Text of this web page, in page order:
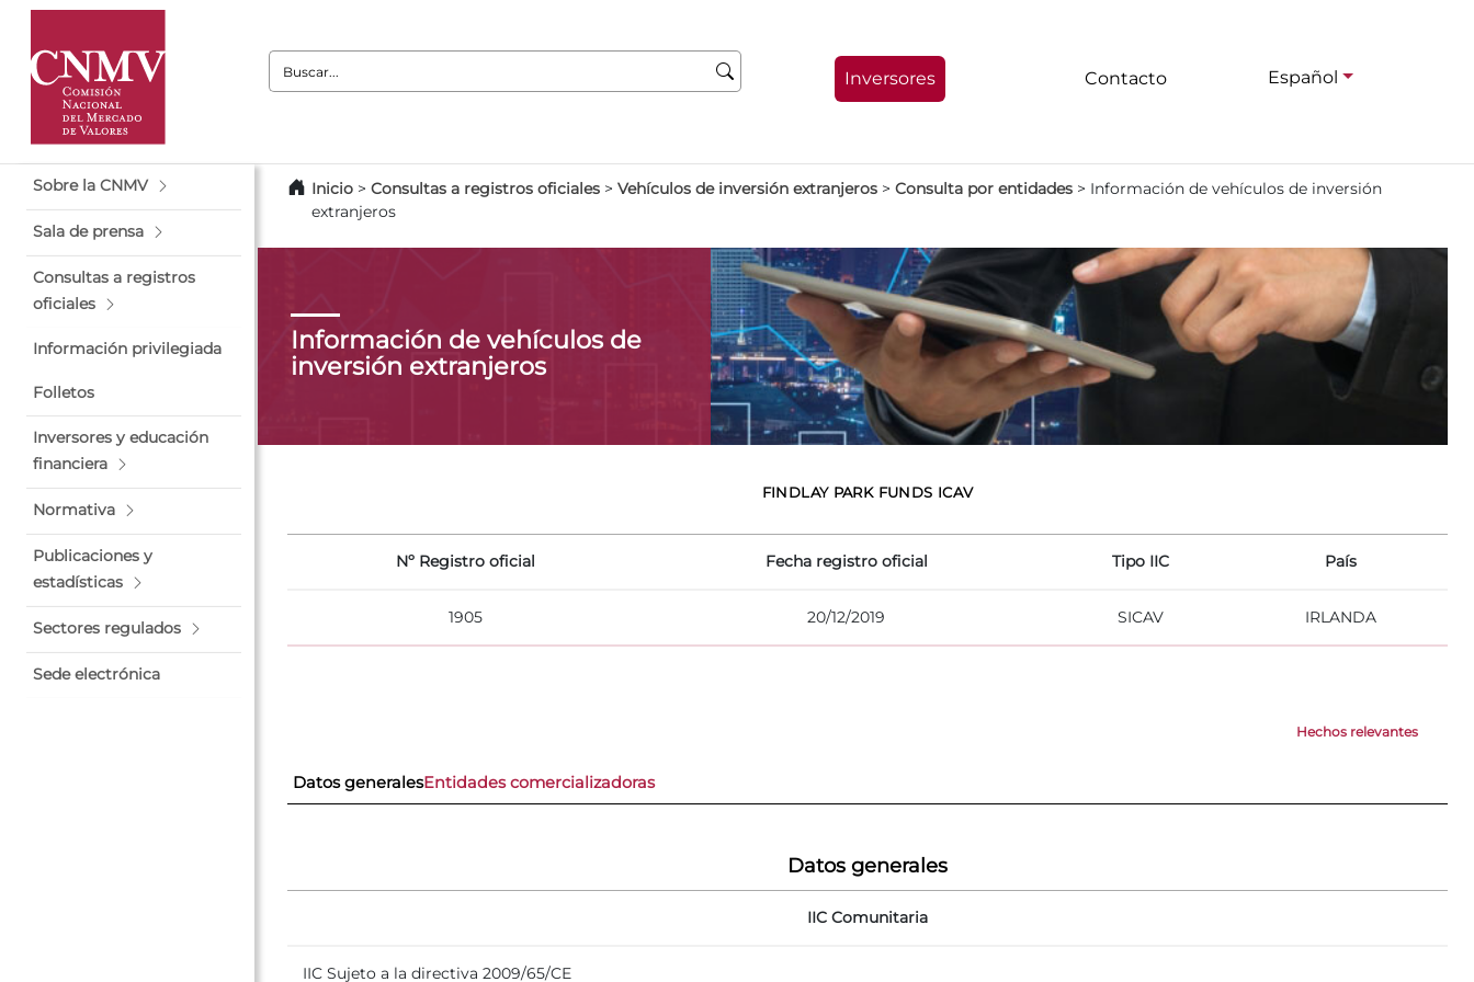
Buscar:
Inversores Contacto Español
Sobre la CNMV
Sala de prensa
Consultas a registros
oficiales
Información privilegiada
Folletos
Inversores y educación
financiera
Normativa
Publicaciones y
estadísticas
Sectores regulados
Sede electrónica
Inicio > Consultas a registros oficiales > Vehículos de inversión extranjeros > Consulta por entidades > Información de vehículos de inversión
extranjeros
Información de vehículos de
inversión extranjeros
FINDLAY PARK FUNDS ICAV
Nº Registro oficial Fecha registro oficial Tipo IIC País
1905 20/12/2019 SICAV IRLANDA
Hechos relevantes
Datos generalesEntidades comercializadoras
Datos generales
IIC Comunitaria
IIC Sujeto a la directiva 2009/65/CE